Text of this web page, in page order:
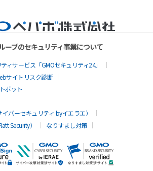
ープのセキュリティ事業について
ィサービス「GMOセキュリティ24」
サイトリスク診断
ボット
バーセキュリティ byイエラエ）
Security）
なりすまし対策